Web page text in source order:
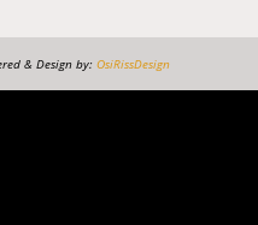
& Design by: OsiRissDesign